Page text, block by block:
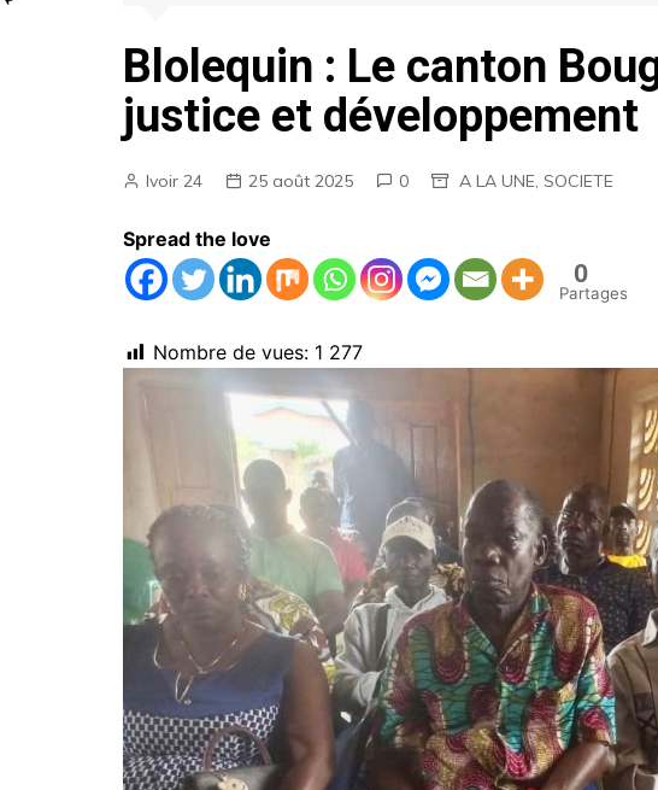
AGENDA
EMPLOIS
Blolequin : Le canton
justice et développement
Ivoir 24 25 août 2025 0 A LA UNE, SOCIETE
Spread the love
0
Partages
Nombre de vues: 1 277